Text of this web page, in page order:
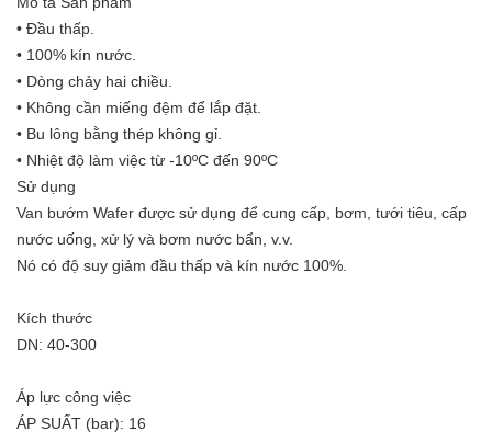
• Đầu thấp.
• 100% kín nước.
• Dòng chảy hai chiều.
• Không cần miếng đệm để lắp đặt.
• Bu lông bằng thép không gỉ.
• Nhiệt độ làm việc từ -10ºC đến 90ºC
Sử dụng
Van bướm Wafer được sử dụng để cung cấp, bơm, tưới tiêu, cấp
nước uống, xử lý và bơm nước bẩn, v.v.
Nó có độ suy giảm đầu thấp và kín nước 100%.
Kích thước
DN: 40-300
Áp lực công việc
ÁP SUẤT (bar): 16